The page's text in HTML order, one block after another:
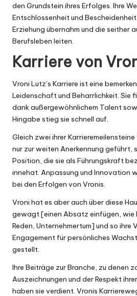
den Grundstein ihres Erfolges. Ihre
Entschlossenheit und
Erziehung übernahm und die seither
Berufsleben leiten.
Karriere von
Vroni Lutz’s Karriere ist eine
Leidenschaft und Beharrlichkeit. Sie
dank außergewöhnlichem Talent
Hingabe stieg sie schnell auf.
Gleich zwei ihrer
nur zur weiten Anerkennung geführt,
Position, die sie als Führungskraft
innehat. Anpassung und Innovation
bei den Erfolgen von Vronis.
Vroni hat es aber auch über diese
gewagt [einen Absatz einfügen,
Reden, Unternehmertum] und so ihre
Engagement für persönliches
gestellt.
Ihre Beiträge zur Branche, zu denen
Auszeichnungen und der Respekt
haben sie verdient. Vronis